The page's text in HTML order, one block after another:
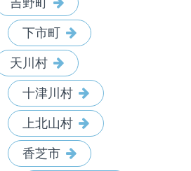
下市町
天川村
十津川村
上北山村
香芝市